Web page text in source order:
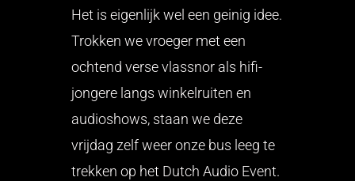
Het is eigenlijk wel een geinig idee.
Trokken we vroeger met een
ochtend verse vlassnor als hifi-
jongere langs winkelruiten en
audioshows, staan we deze
vrijdag zelf weer onze bus leeg te
trekken op het Dutch Audio Event.